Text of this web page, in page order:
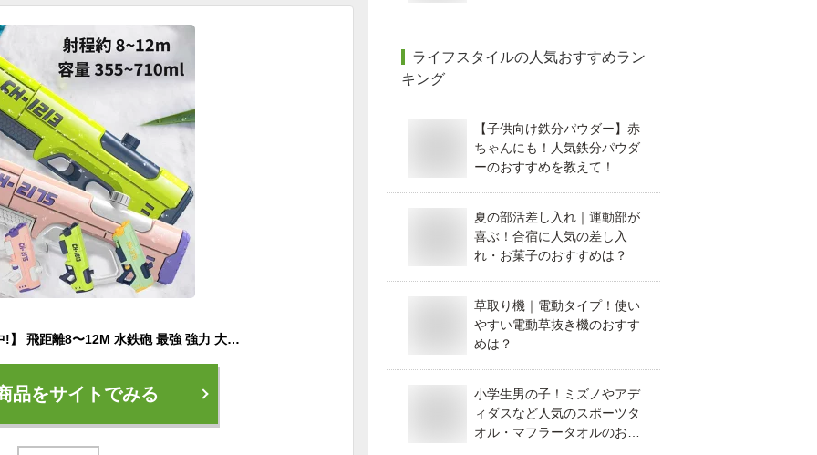
【50円クーポン配布中!】 飛距離8〜12M 水鉄砲 最強 強力 大容量355〜710cc 長距離 エアー圧縮式 パワフル ウォーターバトル ウォーターガン 海水浴 水てっぽう 水撃ショット 加圧式水ピストル 軽量 バトル ウォーターガン プール 子供から大人まで
品をサイトでみる
ライフスタイルの人気おすすめラン
キング
【子供向け鉄分パウダー】赤
ちゃんにも！人気鉄分パウダ
ーのおすすめを教えて！
夏の部活差し入れ｜運動部が
喜ぶ！合宿に人気の差し入
れ・お菓子のおすすめは？
草取り機｜電動タイプ！使い
やすい電動草抜き機のおすす
めは？
小学生男の子！ミズノやアデ
ィダスなど人気のスポーツタ
オル・マフラータオルのおす